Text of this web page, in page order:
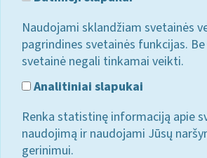
Naudojami sklandžiam svetainės
pagrindines svetainės funkcijas.
svetainė negali tinkamai veikti.
Analitiniai slapukai
Renka statistinę informaciją apie
naudojimą ir naudojami Jūsų
gerinimui.